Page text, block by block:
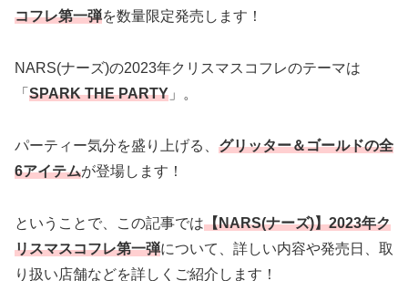
コフレ第一弾を数量限定発売します！
NARS(ナーズ)の2023年クリスマスコフレのテーマは
「 SPARK THE PARTY 」。
パーティー気分を盛り上げる、 グリッター＆ゴールドの全
6アイテムが登場します！
ということで、この記事では【NARS(ナーズ)】2023年ク
リスマスコフレ第一弾について、詳しい内容や発売日、取
り扱い店舗などを詳しくご紹介します！